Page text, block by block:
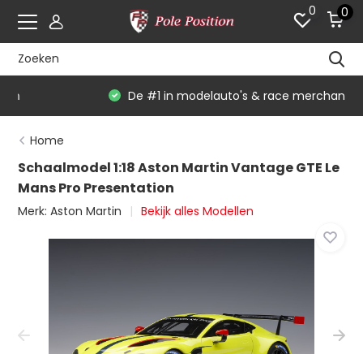
0 0
De #1 in modelauto's & race merchandise
Home
Schaalmodel 1:18 Aston Martin Vantage GTE Le
Mans Pro Presentation
Merk:Aston Martin Bekijk alles Modellen